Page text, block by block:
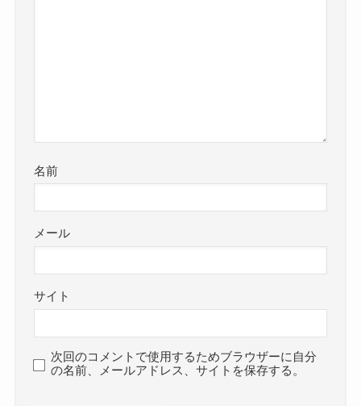
名前
メール
サイト
次回のコメントで使用するためブラウザーに自分
の名前、メールアドレス、サイトを保存する。